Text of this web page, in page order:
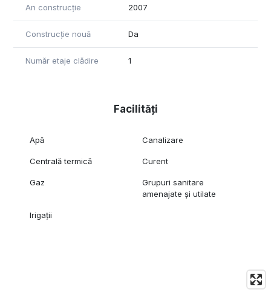
An construcție 2007
Construcție nouă Da
Număr etaje clădire 1
Facilități
Apă Canalizare
Centrală termică Curent
Gaz
Grupuri sanitare
amenajate și utilate
Irigații